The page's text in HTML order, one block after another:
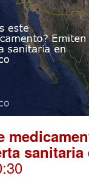
sanitaria